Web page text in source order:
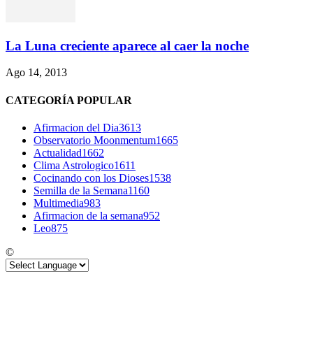
La Luna creciente aparece al caer la noche
Ago 14, 2013
CATEGORÍA POPULAR
Afirmacion del Dia3613
Observatorio Moonmentum1665
Actualidad1662
Clima Astrologico1611
Cocinando con los Dioses1538
Semilla de la Semana1160
Multimedia983
Afirmacion de la semana952
Leo875
©